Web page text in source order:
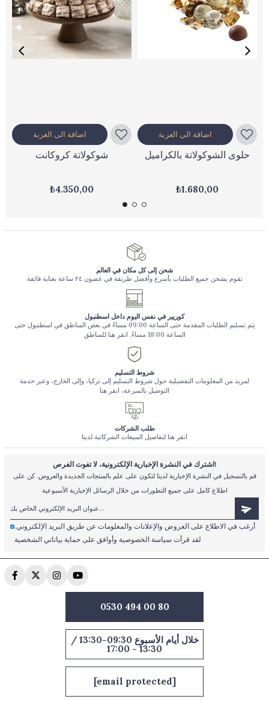
شوكولاتة كروكانت
₺4.350,00
اضافة الى العربة
حلوى الشوكولاتة بالكراميل
₺1.680,00
اضافة الى العربة
شحن إلى كل مكان في العالم
نقوم بشحن جميع الطلبات بأسرع وأفضل طريقة في غضون ٢٤ ساعة بعناية فائقة
كوريير في نفس اليوم داخل اسطنبول
يتم تسليم الطلبات المقدمة حتى الساعة 09:00 مساءً في بعض المناطق في اسطنبول حتى
الساعة 18:00 مساءً. انقر هنا للمناطق
شروط التسليم
لمزيد من المعلومات التفصيلية حول شروط التسليم إلى تركيا، وإلى الخارج، وعبر خدمة
التوصيل بالسرعة، انقر هنا
طلب الشركات
انقر هنا لتفاصيل المبيعات الشركاتية لدينا
اشترك في النشرة الإخبارية الإلكترونية، لا تفوت الفرص!
قم بالتسجيل في النشرة الإخبارية لدينا لتكون على علم بالمنتجات الجديدة والعروض. كن على
اطلاع كامل على جميع التطورات من خلال الرسائل الإخبارية الأسبوعية
أرغب في الاطلاع على العروض والإعلانات والمعلومات عن طريق البريد الإلكتروني.
لقد قرأت سياسة الخصوصية وأوافق على حماية بياناتي الشخصية
0530 494 00 80
خلال أيام الأسبوع 09:30-13:30 /
13:30 - 17:00
[email protected]